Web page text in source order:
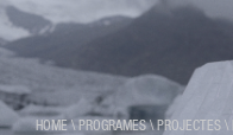
HOME\ PROGRAMES\PROJECTES \